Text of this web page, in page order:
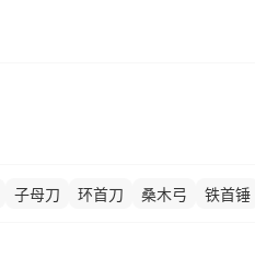
子母刀 环首刀 桑木弓 铁首锤